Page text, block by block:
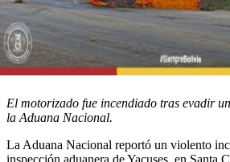
El motorizado fue incendiado tras evadir
la Aduana Nacional.
La Aduana Nacional reportó un violento
inspección aduanera de Yacuses, en Santa